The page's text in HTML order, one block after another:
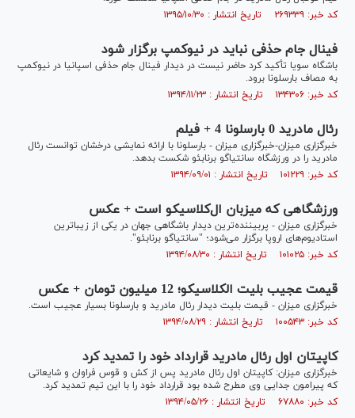
کد خبر: ۲۶۹۳۳۹ تاریخ انتشار : ۱۳۹۵/۱۰/۳۰
فینال جام حذفی نباید در نیوکمپ برگزار شود
باشگاه سویا تأکید کرد حاضر نیست در دیدار فینال جام حذفی اسپانیا در نیوکمپ
به مصاف بارسلونا برود.
کد خبر: ۱۳۴۳۰۶ تاریخ انتشار : ۱۳۹۴/۱۱/۲۳
رئال مادرید 0 بارسلونا 4 + فیلم
خبرگزاری میزان-خبرگزاری میزان - بارسلونا با ارائه نمایشی درخشان توانست رئال
مادرید را در ورزشگاه سانتیاگو برنابئو شکست بدهد.
کد خبر: ۱۰۱۲۲۹ تاریخ انتشار : ۱۳۹۴/۰۹/۰۱
ورزشگاهی که میزبان ال‌کلاسیکو است + عکس
خبرگزاری میزان - پربیننده‌ترین دیدار باشگاهی جهان در یکی از زیباترین
استادیوم‌های اروپا برگزار می‌شود؛ "سانتیاگو برنابئو".
کد خبر: ۱۰۱۰۲۵ تاریخ انتشار : ۱۳۹۴/۰۸/۳۰
قیمت عجیب بلیت الکلاسیکو؛ 12 میلیون تومان + عکس
خبرگزاری میزان - قیمت بلیت دیدار رئال مادرید و بارسلونا بسیار عجیب است.
کد خبر: ۱۰۰۵۴۳ تاریخ انتشار : ۱۳۹۴/۰۸/۲۹
کاپیتان اول رئال مادرید قرارداد خود را تمدید کرد
خبرگزاری میزان: کاپیتان اول رئال مادرید پس از کش و قوس فراوان و شایعاتی
که پیرامون جدایی وی مطرح شده بود قرارداد خود را با این تیم تمدید کرد.
کد خبر: ۶۷۸۸۰ تاریخ انتشار : ۱۳۹۴/۰۵/۲۶